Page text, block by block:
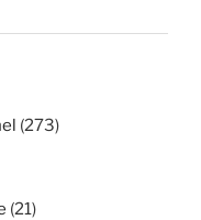
(273)
(21)